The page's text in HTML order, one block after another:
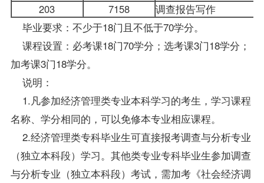
203
7158 调查报告写作
毕业要求：不少于18门且不低于70学分。
课程设置：必考课18门70学分；选考课3门18学分；
加考课3门18学分。
说明：
1.凡参加经济管理类专业本科学习的考生，学习课程
名称、学分相同的，可以免修本专业相应课程。
2.经济管理类专科毕业生可直接报考调查与分析专业
（独立本科段）学习。其他类专业专科毕业生参加调查
与分析专业（独立本科段）考试，需加考《社会经济调